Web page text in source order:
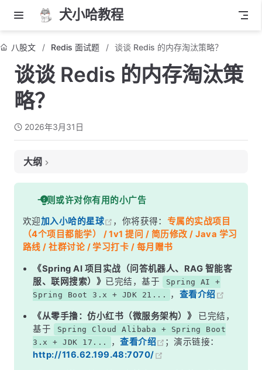
犬小哈教程
八股文 Redis 面试题 谈谈 Redis 的内存淘汰策略？
谈谈 Redis 的内存淘汰策
略？
2026年3月31日
大纲
面试考察点
核心答案
深度解析
一、过期策略 vs 淘汰策略：别搞混了
二、8 种策略的分类体系
三、LRU 算法：Redis 是近似的，不是精确的
五、生产环境如何选型？
面试高频追问
一则或许对你有用的小广告
欢迎加入小哈的星球 ，你将获得： 专属的实战项目
（4个项目都能学） / 1v1 提问 / 简历修改 / Java 学习
路线 / 社群讨论 / 学习打卡 / 每月赠书
《Spring AI 项目实战（问答机器人、RAG 智能客
服、联网搜索）》 已完结，基于
Spring AI +
Spring Boot 3.x + JDK 21...
， 查看介绍
《从零手撸：仿小红书（微服务架构）》
已完结，
基于
Spring Cloud Alibaba + Spring Boot
3.x + JDK 17...
，查看介绍
；演示链接：
http://116.62.199.48:7070/